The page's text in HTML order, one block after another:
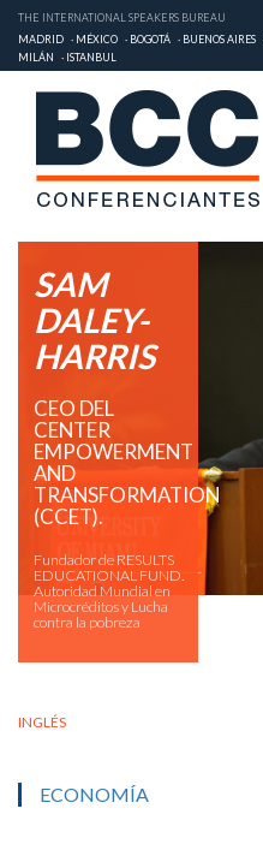
THE INTERNATIONAL SPEAKERS BUREAU
MADRID
MÉXICO BOGOTÁ BUENOS AIRES
MILÁN
ISTANBUL
SAM
DALEY-
HARRIS
CEO DEL
CENTER
EMPOWERMENT
AND
TRANSFORMATION
(CCET).
Fundador de RESULTS
EDUCATIONAL FUND.
Autoridad Mundial en
Microcréditos y Lucha
contra la pobreza
INGLÉS
ECONOMÍA